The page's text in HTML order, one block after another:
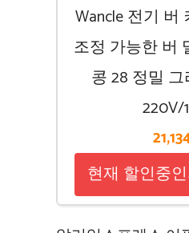
Wancle 전기 버
조정 가능한 버
콩 28 정밀
220V/
현재 할인중